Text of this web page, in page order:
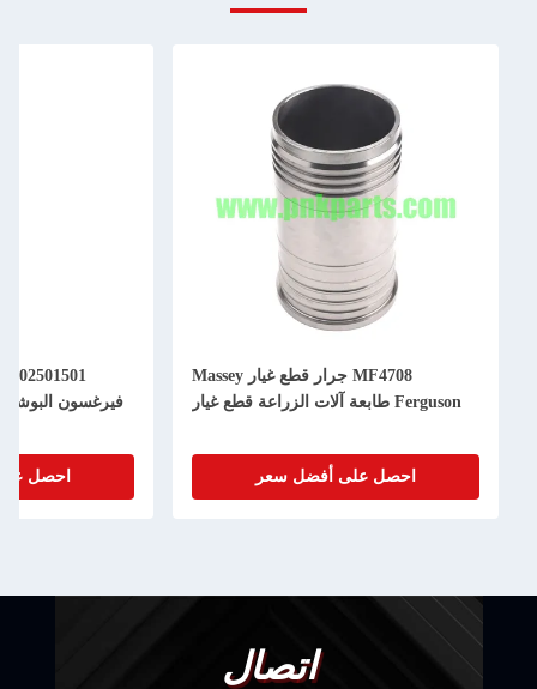
MF4708 جرار قطع غيار Massey
Ferguson طابعة آلات الزراعة قطع غيار
احصل على أفضل سعر
فيرغسون
احصل
اتصال